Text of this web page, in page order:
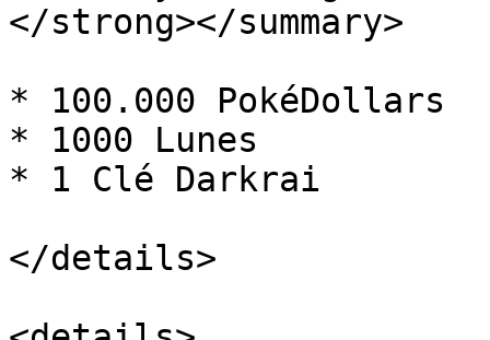
</strong></summary>
* 100.000 PokéDollars
* 1000 Lunes
* 1 Clé Darkrai
</details>